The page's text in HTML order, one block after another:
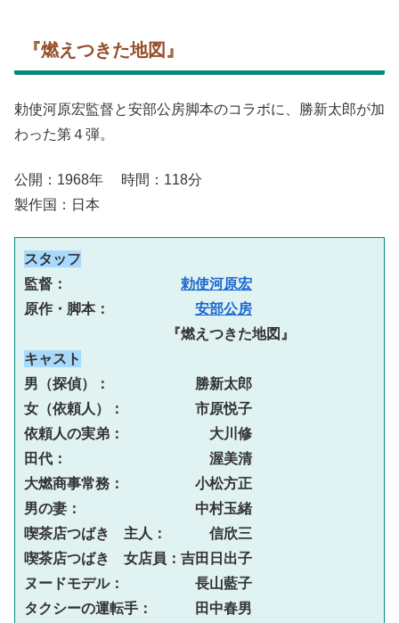
『燃えつきた地図』
勅使河原宏監督と安部公房脚本のコラボに、勝新太郎が加
わった第４弾。
公開：1968年 時間：118分
製作国：日本
スタッフ
監督： 勅使河原宏
原作・脚本： 安部公房
『燃えつきた地図』
キャスト
男（探偵）：　　　　　　勝新太郎
女（依頼人）：　　　　　市原悦子
依頼人の実弟：　　　　　　大川修
田代：　　　　　　　　　　渥美清
大燃商事常務：　　　　　小松方正
男の妻：　　　　　　　　中村玉緒
喫茶店つばき　主人：　　　信欣三
喫茶店つばき　女店員：吉田日出子
ヌードモデル：　　　　　長山藍子
タクシーの運転手：　　　田中春男